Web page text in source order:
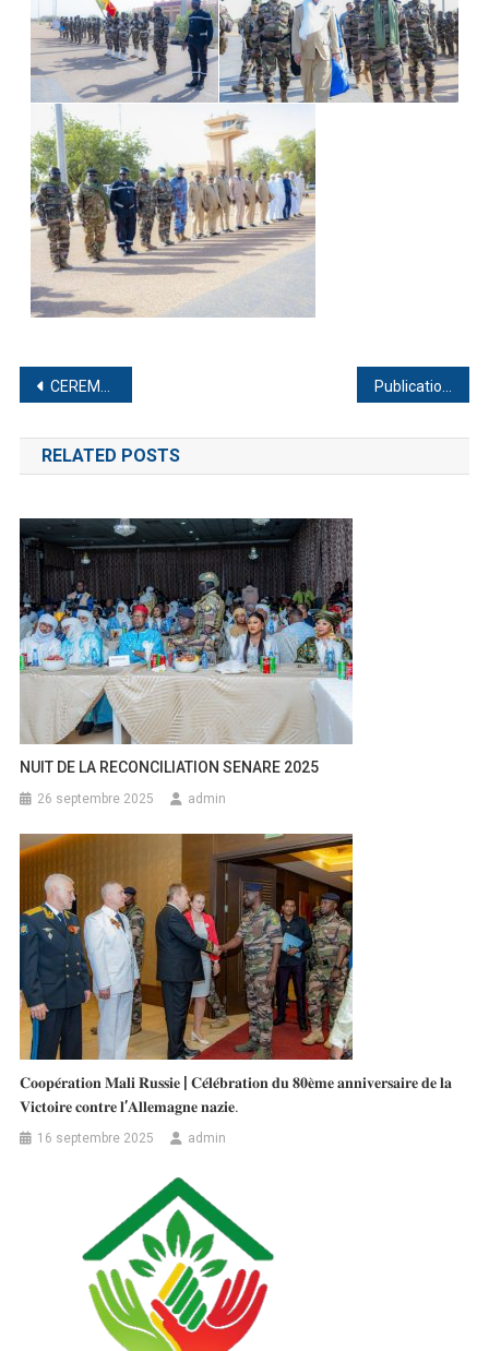
CEREMONIE SOLENNELLE DE DECORATION
RELATED POSTS
NUIT DE LA RECONCILIATION SENARE 2025
26 septembre 2025 admin
𝐂𝐨𝐨𝐩𝐞́𝐫𝐚𝐭𝐢𝐨𝐧 𝐌𝐚𝐥𝐢 𝐑𝐮𝐬𝐬𝐢𝐞 | 𝐂𝐞́𝐥𝐞́𝐛𝐫𝐚𝐭𝐢𝐨𝐧 𝐝𝐮 𝟖𝟎𝐞̀𝐦𝐞 𝐚𝐧𝐧𝐢𝐯𝐞𝐫𝐬𝐚𝐢𝐫𝐞 𝐝𝐞 𝐥𝐚
𝐕𝐢𝐜𝐭𝐨𝐢𝐫𝐞 𝐜𝐨𝐧𝐭𝐫𝐞 𝐥’𝐀𝐥𝐥𝐞𝐦𝐚𝐠𝐧𝐞 𝐧𝐚𝐳𝐢𝐞.
16 septembre 2025 admin